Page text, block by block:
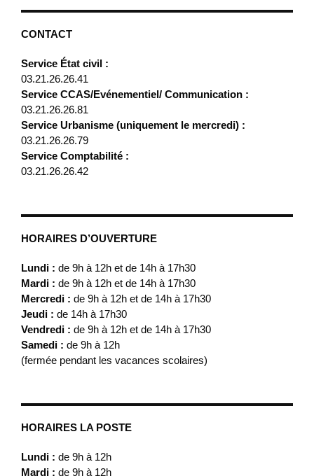
CONTACT
Service État civil :
03.21.26.26.41
Service CCAS/Evénementiel/ Communication :
03.21.26.26.81
Service Urbanisme (uniquement le mercredi) :
03.21.26.26.79
Service Comptabilité :
03.21.26.26.42
HORAIRES D’OUVERTURE
Lundi : de 9h à 12h et de 14h à 17h30
Mardi : de 9h à 12h et de 14h à 17h30
Mercredi : de 9h à 12h et de 14h à 17h30
Jeudi : de 14h à 17h30
Vendredi : de 9h à 12h et de 14h à 17h30
Samedi : de 9h à 12h
(fermée pendant les vacances scolaires)
HORAIRES LA POSTE
Lundi : de 9h à 12h
Mardi : de 9h à 12h